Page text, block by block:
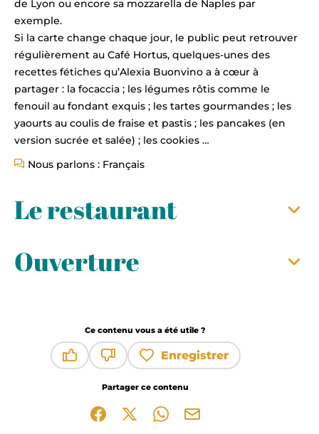
de Lyon ou encore sa mozzarella de Naples par
exemple.
Si la carte change chaque jour, le public peut retrouver
régulièrement au Café Hortus, quelques-unes des
recettes fétiches qu’Alexia Buonvino a à cœur à
partager : la focaccia ; les légumes rôtis comme le
fenouil au fondant exquis ; les tartes gourmandes ; les
yaourts au coulis de fraise et pastis ; les pancakes (en
version sucrée et salée) ; les cookies …
Nous parlons : Français
Le restaurant
Ouverture
Ce contenu vous a été utile ?
Enregistrer
Partager ce contenu
Partager sur Facebook (nouvelle fenêtre)
Partager sur X / Twitter (nouvelle
Partager sur WhatsApp
Partager par mail